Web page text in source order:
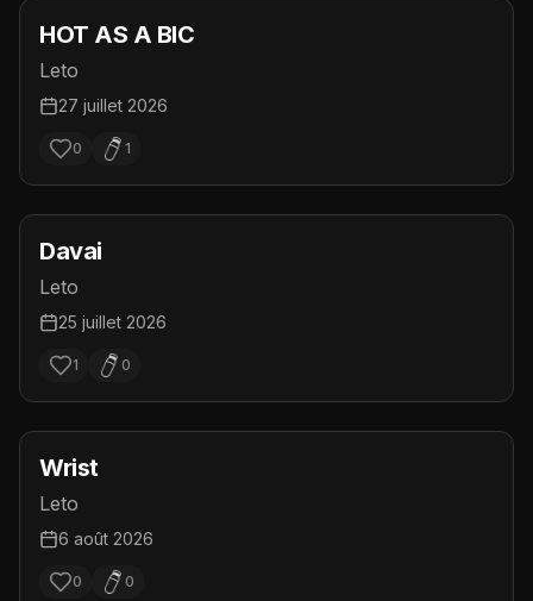
HOT AS A BIC
Leto
27 juillet 2026
0 1
Davai
Leto
25 juillet 2026
1 0
Wrist
Leto
6 août 2026
0 0